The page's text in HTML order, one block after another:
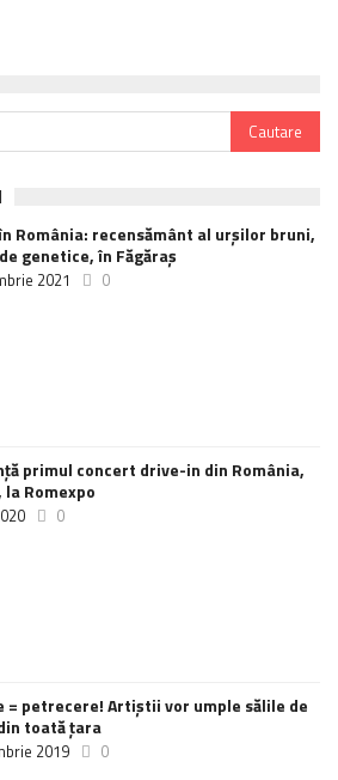
România: recensământ al urșilor bruni,
genetice, în Făgăraș
2021 0
primul concert drive-in din România,
la Romexpo
0
= petrecere! Artiștii vor umple sălile de
toată țara
2019 0